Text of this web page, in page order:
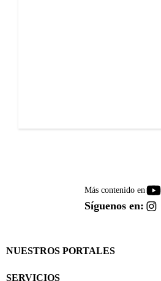
Más contenido en
Síguenos en:
NUESTROS PORTALES
SERVICIOS